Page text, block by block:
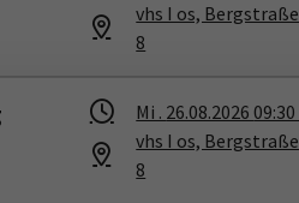
vhs I os, Bergstraße
8
Mi . 26.08.2026 09:30
vhs I os, Bergstraße
8